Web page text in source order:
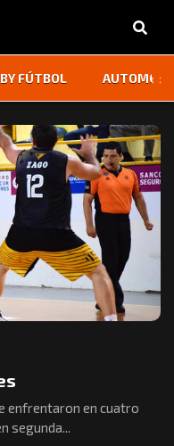
FÚTBOL ‹ ›
enfrentaron en cuatro
segunda...